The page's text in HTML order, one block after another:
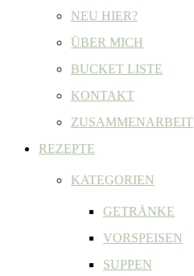
NEU HIER?
ÜBER MICH
BUCKET LISTE
KONTAKT
ZUSAMMENARBEIT
REZEPTE
KATEGORIEN
GETRÄNKE
VORSPEISEN
SUPPEN